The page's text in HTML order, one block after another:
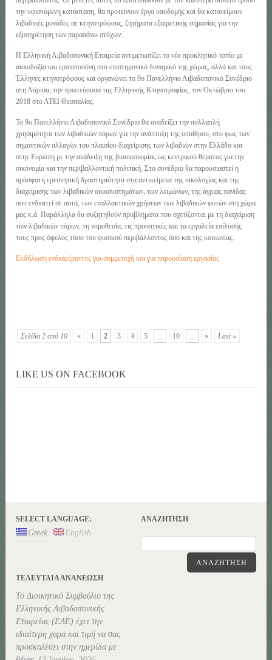
την υφιστάμενη κατάσταση, θα προτείνουν έργα υποδομής και θα κατανείμουν
λιβαδικές μονάδες σε κτηνοτρόφους, ζητήματα εξαιρετικής σημασίας για την
εξυπηρέτηση των παραπάνω στόχων.
Η Ελληνική Λιβαδοπονική Εταιρεία αντιμετωπίζει το νέο προκλητικό τοπίο με
αισιοδοξία και εμπιστοσύνη στο επιστημονικό δυναμικό της χώρας, αλλά και τους
Έλληνες κτηνοτρόφους και οργανώνει το 9ο Πανελλήνιο Λιβαδοπονικό Συνέδριο
στη Λάρισα, την πρωτεύουσα της Ελληνικής Κτηνοτροφίας, τον Οκτώβριο του
2018 στο ΑΤΕΙ Θεσσαλίας.
Το 9ο Πανελλήνιο Λιβαδοπονικό Συνέδριο θα αναδείξει την πολλαπλή
χρησιμότητα των λιβαδικών πόρων για την ανάπτυξη της υπαίθρου, στο φως των
σημαντικών αλλαγών του πλαισίου διαχείρισης των λιβαδιών στην Ελλάδα και
στην Ευρώπη με την ανάδειξη της βιοοικονομίας ως κεντρικού θέματος για την
οικονομία και την περιβαλλοντική πολιτική. Στο συνέδριο θα παρουσιαστεί η
πρόσφατη ερευνητική δραστηριότητα στα αντικείμενα της οικολογίας και της
διαχείρισης των λιβαδικών οικοσυστημάτων, των λειμώνων, της άγριας πανίδας
που ενδιαιτεί σε αυτά, των εναλλακτικών χρήσεων των λιβαδικών φυτών στη χώρα
μας κ.ά. Παράλληλα θα συζητηθούν προβλήματα που σχετίζονται με τη διαχείριση
των λιβαδικών πόρων, τη νομοθεσία, τις προοπτικές και τα εργαλεία επίλυσής
τους προς όφελος τόσο του φυσικού περιβάλλοντος όσο και της κοινωνίας.
Εκδήλωση ενδιαφέροντος για συμμετοχή και για παρουσίαση εργασίας
Σελίδα 2 από 10 « 1 2 3 4 5 10 » Last »
LIKE US ON FACEBOOK
SELECT LANGUAGE:
Greek English
ΑΝΑΖΉΤΗΣΗ
ΑΝΑΖΉΤΗΣΗ
ΤΕΛΕΥΤΑΊΑ ΑΝΑΝΕΏΣΗ
Το Διοικητικό Συμβούλιο της
Ελληνικής Λιβαδοπονικής
Εταιρείας (ΕΛΕ) έχει την
ιδιαίτερη χαρά και τιμή να σας
προσκαλέσει στην ημερίδα με